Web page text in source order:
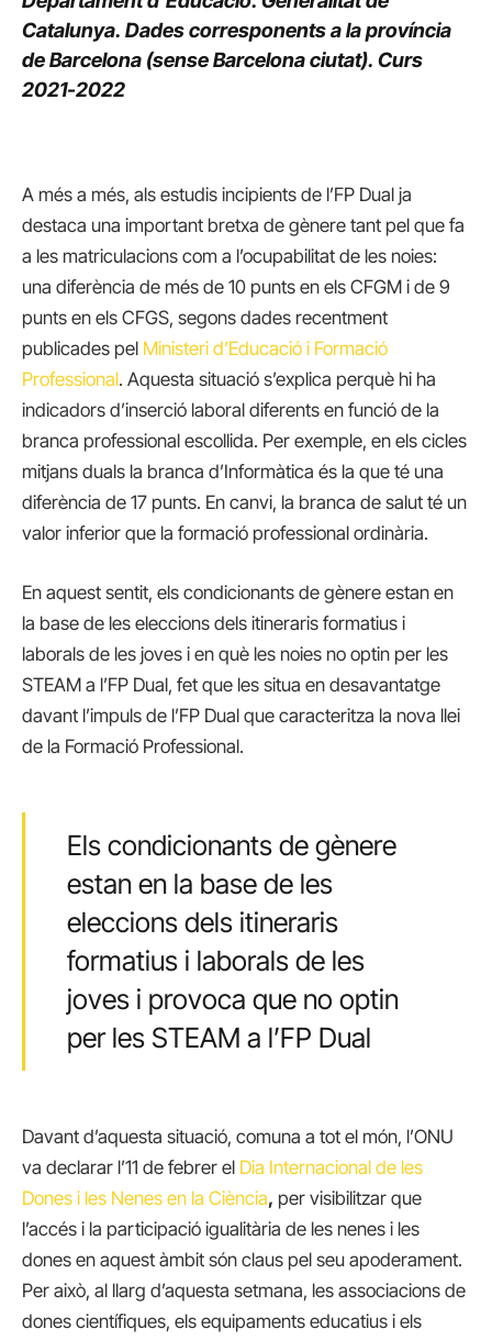
Catalunya. Dades corresponents a la província
de Barcelona (sense Barcelona ciutat). Curs
2021-2022
A més a més, als estudis incipients de l’FP Dual ja
destaca una important bretxa de gènere tant pel que fa
a les matriculacions com a l’ocupabilitat de les noies:
una diferència de més de 10 punts en els CFGM i de 9
punts en els CFGS, segons dades recentment
publicades pel Ministeri d’Educació i Formació
Professional. Aquesta situació s’explica perquè hi ha
indicadors d’inserció laboral diferents en funció de la
branca professional escollida. Per exemple, en els cicles
mitjans duals la branca d’Informàtica és la que té una
diferència de 17 punts. En canvi, la branca de salut té un
valor inferior que la formació professional ordinària.
En aquest sentit, els condicionants de gènere estan en
la base de les eleccions dels itineraris formatius i
laborals de les joves i en què les noies no optin per les
STEAM a l’FP Dual, fet que les situa en desavantatge
davant l’impuls de l’FP Dual que caracteritza la nova llei
de la Formació Professional.
Els condicionants de gènere
estan en la base de les
eleccions dels itineraris
formatius i laborals de les
joves i provoca que no optin
per les STEAM a l’FP Dual
Davant d’aquesta situació, comuna a tot el món, l’ONU
va declarar l’11 de febrer el Dia Internacional de les
Dones i les Nenes en la Ciència, per visibilitzar que
l’accés i la participació igualitària de les nenes i les
dones en aquest àmbit són claus pel seu apoderament.
Per això, al llarg d’aquesta setmana, les associacions de
dones científiques, els equipaments educatius i els